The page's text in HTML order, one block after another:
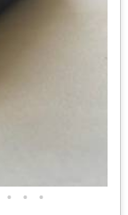
• • •